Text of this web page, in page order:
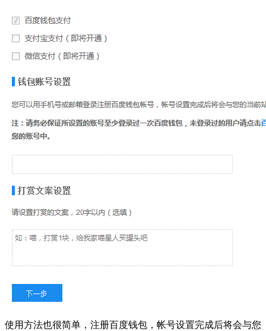
使用方法也很简单，注册百度钱包，帐号设置完成后将会与您